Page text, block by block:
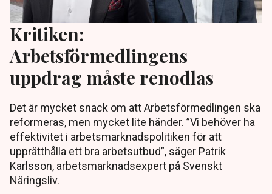
Kritiken:
Arbetsförmedlingens
uppdrag måste renodlas
Det är mycket snack om att Arbetsförmedlingen ska
reformeras, men mycket lite händer. ”Vi behöver ha
effektivitet i arbetsmarknadspolitiken för att
upprätthålla ett bra arbetsutbud”, säger Patrik
Karlsson, arbetsmarknadsexpert på Svenskt
Näringsliv.